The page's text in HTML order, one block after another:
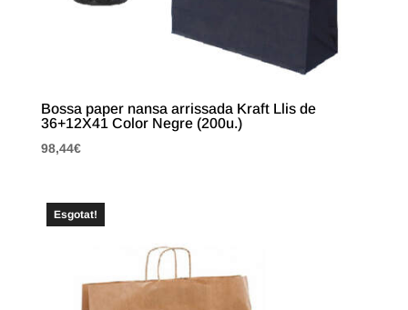
Bossa paper nansa arrissada Kraft Llis de
36+12X41 Color Negre (200u.)
98,44€
Esgotat!